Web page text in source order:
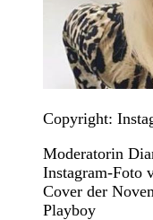
Copyright:
Moderatorin
Instagram-Foto
Cover der
Playboy